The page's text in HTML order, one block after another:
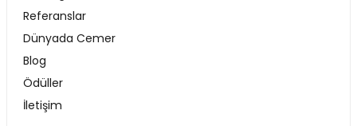
Referanslar
Dünyada Cemer
Blog
Ödüller
İletişim